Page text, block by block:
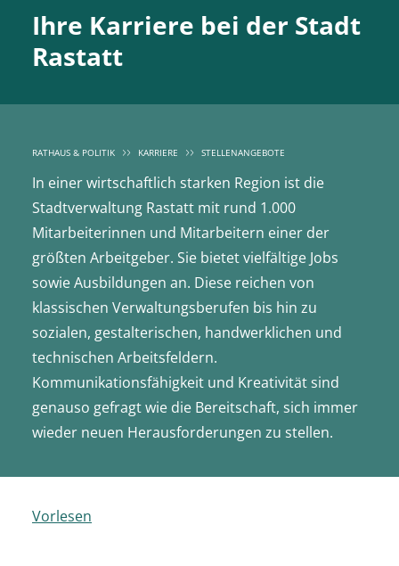
Ihre Karriere bei der Stadt
Rastatt
RATHAUS & POLITIK KARRIERE STELLENANGEBOTE
In einer wirtschaftlich starken Region ist die
Stadtverwaltung Rastatt mit rund 1.000
Mitarbeiterinnen und Mitarbeitern einer der
größten Arbeitgeber. Sie bietet vielfältige Jobs
sowie Ausbildungen an. Diese reichen von
klassischen Verwaltungsberufen bis hin zu
sozialen, gestalterischen, handwerklichen und
technischen Arbeitsfeldern.
Kommunikationsfähigkeit und Kreativität sind
genauso gefragt wie die Bereitschaft, sich immer
wieder neuen Herausforderungen zu stellen.
Vorlesen